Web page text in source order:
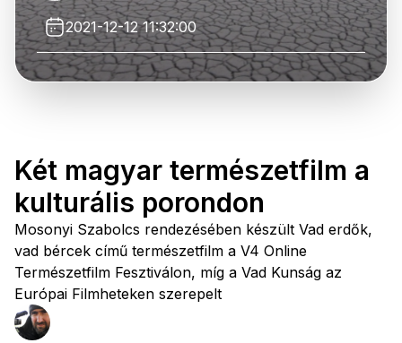
2021-12-12 11:32:00
Két magyar természetfilm a
kulturális porondon
Mosonyi Szabolcs rendezésében készült Vad erdők,
vad bércek című természetfilm a V4 Online
Természetfilm Fesztiválon, míg a Vad Kunság az
Európai Filmheteken szerepelt